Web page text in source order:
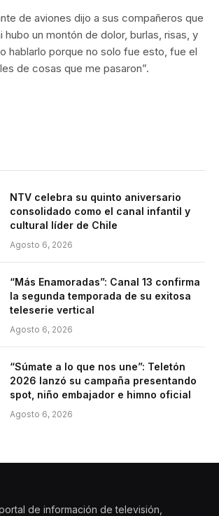
de aviones dijo a sus compañeros que
hubo un montón de dolor, burlas, risas, y
hablarlo porque no solo fue esto, fue el
de cosas que me pasaron”.
NTV celebra su quinto aniversario
consolidado como el canal infantil y
cultural líder de Chile
Agosto 6, 2026
“Más Enamoradas”: Canal 13 confirma
la segunda temporada de su exitosa
teleserie vertical
Agosto 6, 2026
“Súmate a lo que nos une”: Teletón
2026 lanzó su campaña presentando
spot, niño embajador e himno oficial
Agosto 6, 2026
de información de televisión,